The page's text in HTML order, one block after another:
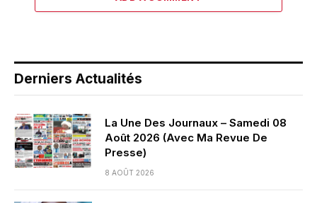
Derniers Actualités
La Une Des Journaux – Samedi 08
Août 2026 (Avec Ma Revue De
Presse)
8 AOÛT 2026